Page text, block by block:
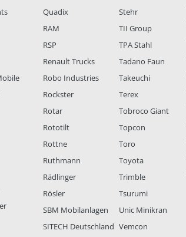
Quadix
RAM
RSP
Renault Trucks
Robo Industries
Rockster
Rotar
Rototilt
Rottne
Ruthmann
Rädlinger
Rösler
SBM Mobilanlagen
SITECH Deutschland
Stehr
TII Group
TPA Stahl
Tadano Faun
Takeuchi
Terex
Tobroco Giant
Topcon
Toro
Toyota
Trimble
Tsurumi
Unic Minikran
Vemcon